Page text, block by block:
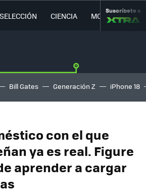
CIENCIA MOVILIDAD
Suscríbete a
Bill Gates Generación Z iPhone 18
con el que
ya es real. Figure
aprender a cargar